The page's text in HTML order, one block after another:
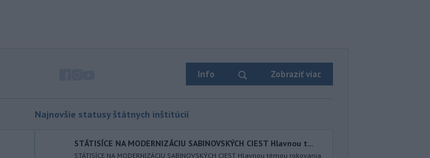
TASR to potvrdil hovorca rafinérie
Ministerstvo kultúry (MK) SR
Info Zobraziť viac
Najnovšie statusy štátnych inštitúcií
STÁTISÍCE NA MODERNIZÁCIU SABINOVSKÝCH CIEST Hlavnou t...
STÁTISÍCE NA MODERNIZÁCIU SABINOVSKÝCH CIEST Hlavnou témou rokovania